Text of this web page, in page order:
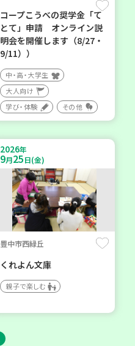
コープこうべの奨学金「て
とて」申請 オンライン説
明会を開催します（8/27・
9/11））
中・高・大学生
大人向け
学び・体験
その他
2026年
9月25日(金)
豊中市西緑丘
くれよん文庫
親子で楽しむ